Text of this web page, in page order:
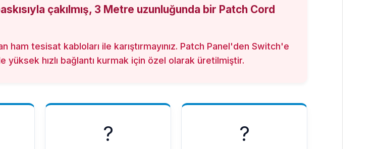
çakılmış, 3 Metre uzunluğunda bir Patch Cord
ham tesisat kabloları ile karıştırmayınız. Patch Panel'den Switch'e
yüksek hızlı bağlantı kurmak için özel olarak üretilmiştir.
? ?